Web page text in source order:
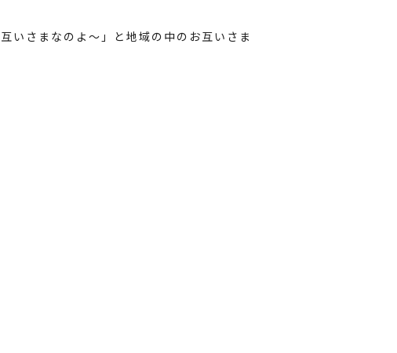
いさまなのよ～」と地域の中のお互いさま